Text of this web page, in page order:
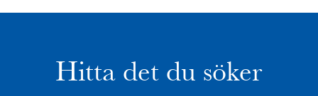
Hitta det du söker